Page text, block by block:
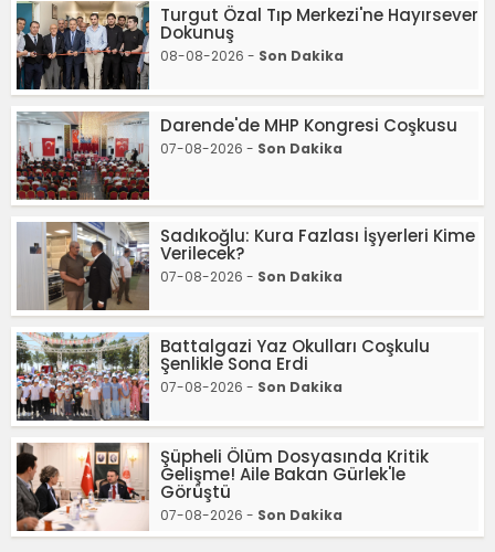
Turgut Özal Tıp Merkezi'ne Hayırsever
Dokunuş
08-08-2026 - Son Dakika
Darende'de MHP Kongresi Coşkusu
07-08-2026 - Son Dakika
Sadıkoğlu: Kura Fazlası İşyerleri Kime
Verilecek?
07-08-2026 - Son Dakika
Battalgazi Yaz Okulları Coşkulu
Şenlikle Sona Erdi
07-08-2026 - Son Dakika
Şüpheli Ölüm Dosyasında Kritik
Gelişme! Aile Bakan Gürlek'le
Görüştü
07-08-2026 - Son Dakika